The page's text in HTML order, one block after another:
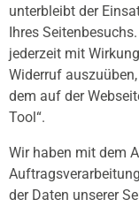
unterbleibt der
Ihres
jederzeit mit
Widerruf
dem auf der
Tool“.
Wir haben mit dem
der Daten unserer